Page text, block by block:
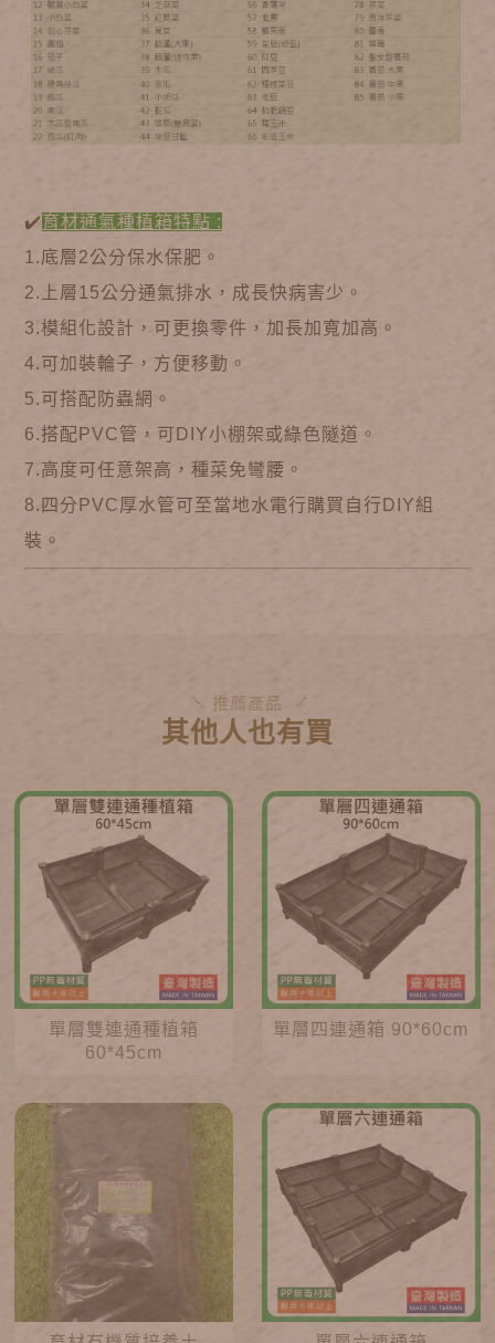
✔️育材通氣種植箱特點 :
1.底層2公分保水保肥。
2.上層15公分通氣排水，成長快病害少。
3.模組化設計，可更換零件，加長加寬加高。
4.可加裝輪子，方便移動。
5.可搭配防蟲網。
6.搭配PVC管，可DIY小棚架或綠色隧道。
7.高度可任意架高，種菜免彎腰。
8.四分PVC厚水管可至當地水電行購買自行DIY組
裝。
推薦產品
其他人也有買
單層雙連通種植箱
60*45cm
單層四連通箱 90*60cm